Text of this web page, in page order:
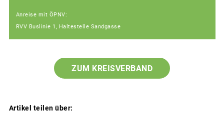
Anreise mit ÖPNV:
RVV Buslinie 1, Haltestelle Sandgasse
ZUM KREISVERBAND
Artikel teilen über: